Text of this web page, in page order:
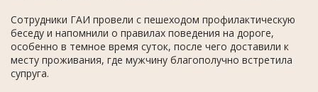
Сотрудники ГАИ провели с пешеходом профилактическую
беседу и напомнили о правилах поведения на дороге,
особенно в темное время суток, после чего доставили к
месту проживания, где мужчину благополучно встретила
супруга.